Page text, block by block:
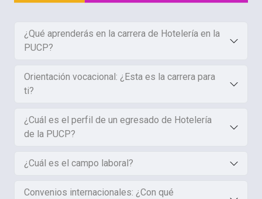
¿Qué aprenderás en la carrera de Hotelería en la
PUCP?
Orientación vocacional: ¿Esta es la carrera para
ti?
¿Cuál es el perfil de un egresado de Hotelería
de la PUCP?
¿Cuál es el campo laboral?
Convenios internacionales: ¿Con qué